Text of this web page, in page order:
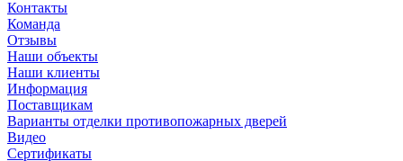
Контакты
Команда
Отзывы
Наши объекты
Наши клиенты
Информация
Поставщикам
Варианты отделки противопожарных дверей
Видео
Сертификаты